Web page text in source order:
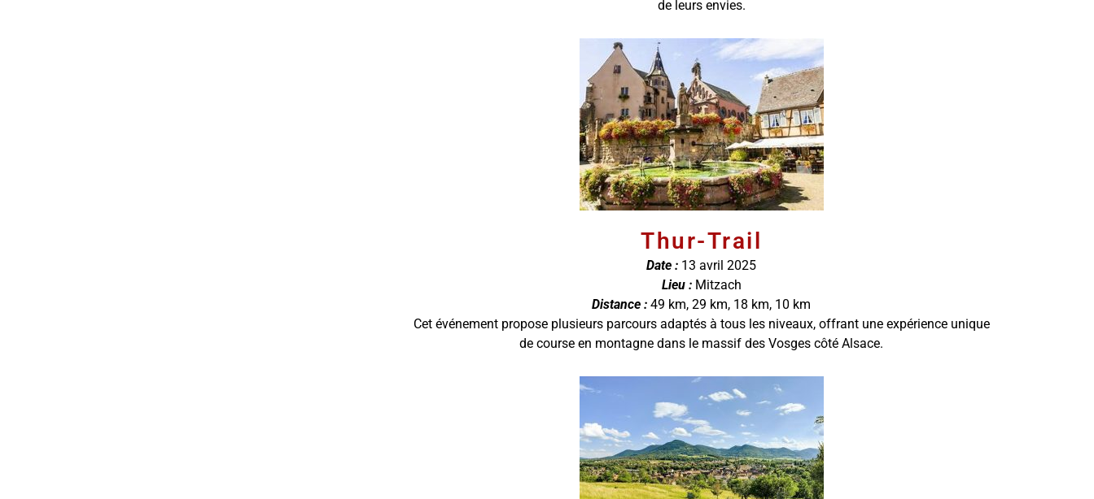
de leurs envies.
Thur-Trail
Date : 13 avril 2025
Lieu :Mitzach
Distance : 49 km, 29 km, 18 km, 10 km
Cet événement propose plusieurs parcours adaptés à tous les niveaux, offrant une expérience unique
de course en montagne dans le massif des Vosges côté Alsace.